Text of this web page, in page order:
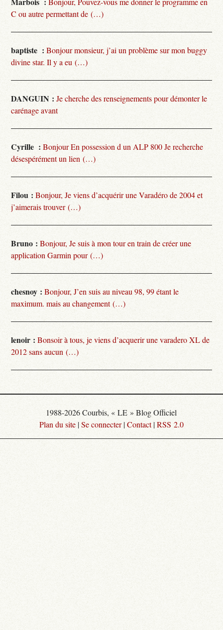
C ou autre permettant de (…)
baptiste : Bonjour monsieur, j’ai un problème sur mon buggy
divine star. Il y a eu (…)
DANGUIN : Je cherche des renseignements pour démonter le
carénage avant
Cyrille : Bonjour En possession d un ALP 800 Je recherche
désespérément un lien (…)
Filou : Bonjour, Je viens d’acquérir une Varadéro de 2004 et
j’aimerais trouver (…)
Bruno : Bonjour, Je suis à mon tour en train de créer une
application Garmin pour (…)
chesnoy : Bonjour, J’en suis au niveau 98, 99 étant le
maximum. mais au changement (…)
lenoir : Bonsoir à tous, je viens d’acquerir une varadero XL de
2012 sans aucun (…)
1988-2026 Courbis, « LE » Blog Officiel
Plan du site |Se connecter|Contact|RSS 2.0